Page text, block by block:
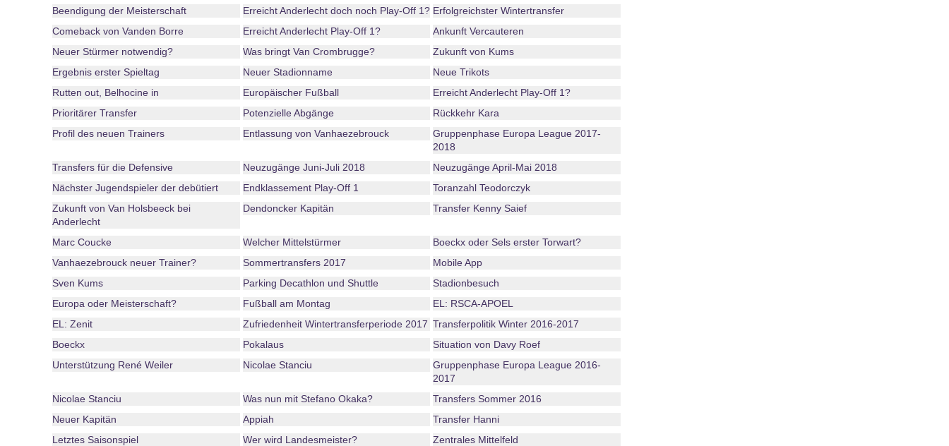
Beendigung der Meisterschaft
Erreicht Anderlecht doch noch Play-Off 1? Erfolgreichster Wintertransfer
Comeback von Vanden Borre
Erreicht Anderlecht Play-Off 1?
Ankunft Vercauteren
Neuer Stürmer notwendig?
Was bringt Van Crombrugge?
Zukunft von Kums
Ergebnis erster Spieltag
Neuer Stadionname
Neue Trikots
Rutten out, Belhocine in
Europäischer Fußball
Erreicht Anderlecht Play-Off 1?
Prioritärer Transfer
Potenzielle Abgänge
Rückkehr Kara
Profil des neuen Trainers
Entlassung von Vanhaezebrouck
Gruppenphase Europa League 2017-
2018
Transfers für die Defensive
Neuzugänge Juni-Juli 2018
Neuzugänge April-Mai 2018
Nächster Jugendspieler der debütiert
Endklassement Play-Off 1
Toranzahl Teodorczyk
Zukunft von Van Holsbeeck bei
Anderlecht
Dendoncker Kapitän Transfer Kenny Saief
Marc Coucke Welcher Mittelstürmer
Boeckx oder Sels erster Torwart?
Vanhaezebrouck neuer Trainer?
Sommertransfers 2017
Mobile App
Sven Kums
Parking Decathlon und Shuttle
Stadionbesuch
Europa oder Meisterschaft?
Fußball am Montag
EL: RSCA-APOEL
EL: Zenit
Zufriedenheit Wintertransferperiode 2017 Transferpolitik Winter 2016-2017
Boeckx
Pokalaus
Situation von Davy Roef
Unterstützung René Weiler
Nicolae Stanciu
Gruppenphase Europa League 2016-
2017
Nicolae Stanciu
Was nun mit Stefano Okaka?
Transfers Sommer 2016
Neuer Kapitän
Appiah
Transfer Hanni
Letztes Saisonspiel
Wer wird Landesmeister?
Zentrales Mittelfeld